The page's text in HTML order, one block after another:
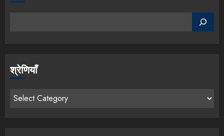
श्रेणियाँ